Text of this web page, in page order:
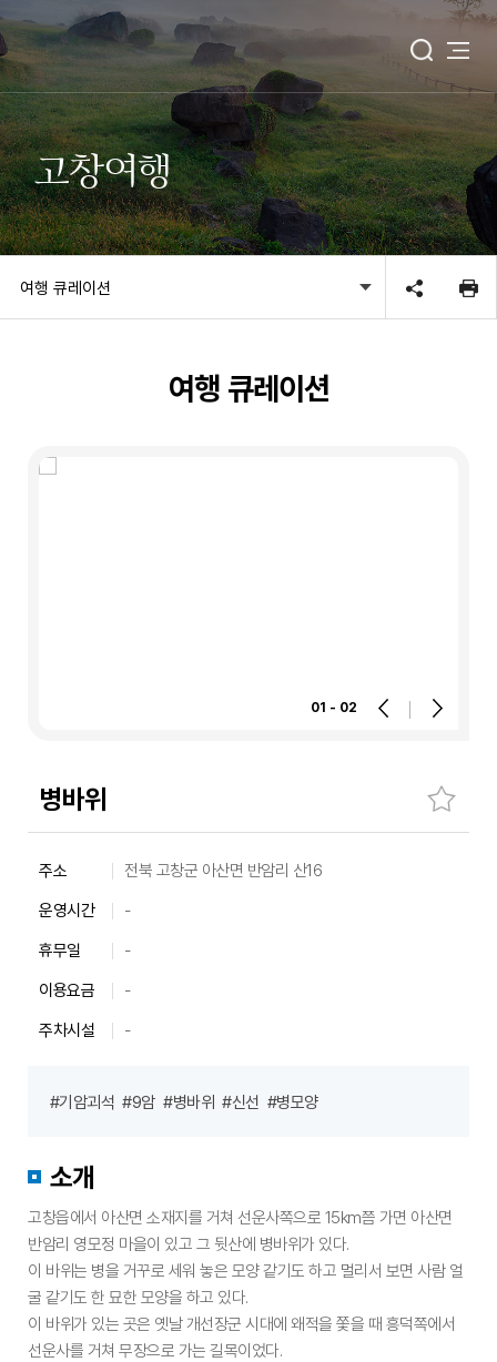
고창여행
여행 큐레이션
여행 큐레이션
01 - 02
병바위
숙
주
소,
영
시
등
상
세
정
보
안
내
주소
전북 고창군 아산면 반암리 산16
운영시간
-
휴무일
-
이용요금
-
주차시설
-
#기암괴석 #9암 #병바위 #신선 #병모양
소개
고창읍에서 아산면 소재지를 거쳐 선운사쪽으로 15km쯤 가면 아산면
반암리 영모정 마을이 있고 그 뒷산에 병바위가 있다.
이 바위는 병을 거꾸로 세워 놓은 모양 같기도 하고 멀리서 보면 사람 얼
굴 같기도 한 묘한 모양을 하고 있다.
이 바위가 있는 곳은 옛날 개선장군 시대에 왜적을 쫓을 때 흥덕쪽에서
선운사를 거쳐 무장으로 가는 길목이었다.